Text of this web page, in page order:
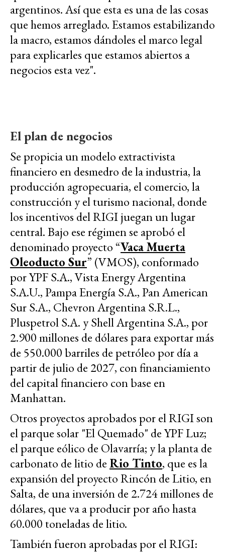
argentinos. Así que esta es una de las cosas
que hemos arreglado. Estamos estabilizando
la macro, estamos dándoles el marco legal
para explicarles que estamos abiertos a
negocios esta vez".
El plan de negocios
Se propicia un modelo extractivista
financiero en desmedro de la industria, la
producción agropecuaria, el comercio, la
construcción y el turismo nacional, donde
los incentivos del RIGI juegan un lugar
central. Bajo ese régimen se aprobó el
denominado proyecto “Vaca Muerta
Oleoducto Sur” (VMOS), conformado
por YPF S.A., Vista Energy Argentina
S.A.U., Pampa Energía S.A., Pan American
Sur S.A., Chevron Argentina S.R.L.,
Pluspetrol S.A. y Shell Argentina S.A., por
2.900 millones de dólares para exportar más
de 550.000 barriles de petróleo por día a
partir de julio de 2027, con financiamiento
del capital financiero con base en
Manhattan.
Otros proyectos aprobados por el RIGI son
el parque solar "El Quemado" de YPF Luz;
el parque eólico de Olavarría; y la planta de
carbonato de litio de Rio Tinto, que es la
expansión del proyecto Rincón de Litio, en
Salta, de una inversión de 2.724 millones de
dólares, que va a producir por año hasta
60.000 toneladas de litio.
También fueron aprobadas por el RIGI: